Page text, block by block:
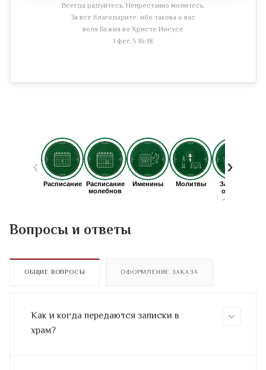
Всегда радуйтесь. Непрестанно молитесь.
За все благодарите: ибо такова о вас
воля Божия во Христе Иисусе
1 фес.5 16-18
Вопросы и ответы
ОБЩИЕ ВОПРОСЫ ОФОРМЛЕНИЕ ЗАКАЗА
Как и когда передаются записки в
храм?